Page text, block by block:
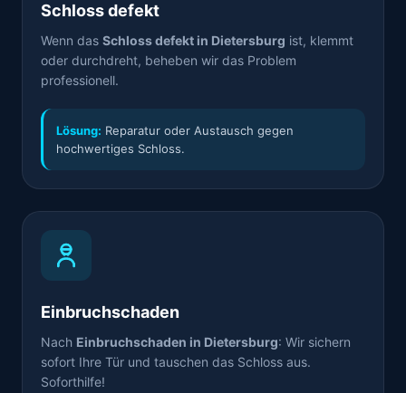
Schloss defekt
Wenn das Schloss defekt in Dietersburg ist, klemmt
oder durchdreht, beheben wir das Problem
professionell.
Lösung: Reparatur oder Austausch gegen
hochwertiges Schloss.
Einbruchschaden
Nach Einbruchschaden in Dietersburg: Wir sichern
sofort Ihre Tür und tauschen das Schloss aus.
Soforthilfe!